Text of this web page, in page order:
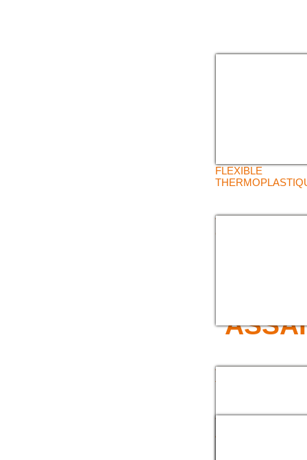
FLEXIBLE
TUYAU
CHIMIQUE
TUYAU PVC
TRANSPARENT
TUYAU
ASPIRATION À